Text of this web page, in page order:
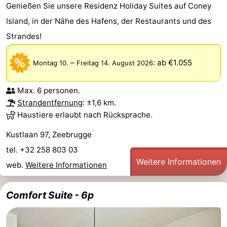
Rundfahrten
-
Bauernhöfe
-
Spielplätze
Indoor-
Spielplätze
-
Bowling
-
Zentren
Dörfer
&
Städte
Natur
Sport
-
Genießen Sie unsere Residenz Holiday Suites auf Coney
Island, in der Nähe des Hafens, der Restaurants und des
Strandes!
Montag 10. – Freitag 14. August 2026: ab €1.055
Max. 6 personen.
Strandentfernung: ±1,6 km.
Haustiere erlaubt nach Rücksprache.
Kustlaan 97, Zeebrugge
tel. +32 258 803 03
web. Weitere Informationen Weitere Informationen
Comfort Suite - 6p